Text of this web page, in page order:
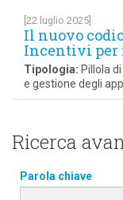
[22 luglio 2025]
Il nuovo
Incentivi per
Tipologia: Pillola
e gestione degli
Ricerca
Parola chiave